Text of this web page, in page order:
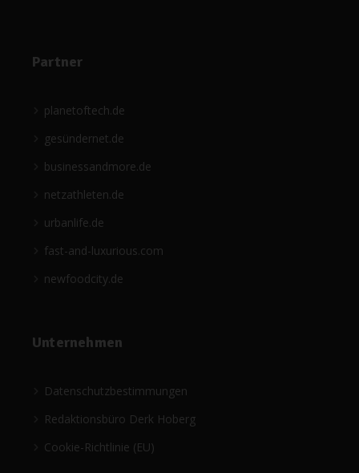
Partner
planetoftech.de
gesündernet.de
businessandmore.de
netzathleten.de
urbanlife.de
fast-and-luxurious.com
newfoodcity.de
Unternehmen
Datenschutzbestimmungen
Redaktionsbüro Derk Hoberg
Cookie-Richtlinie (EU)